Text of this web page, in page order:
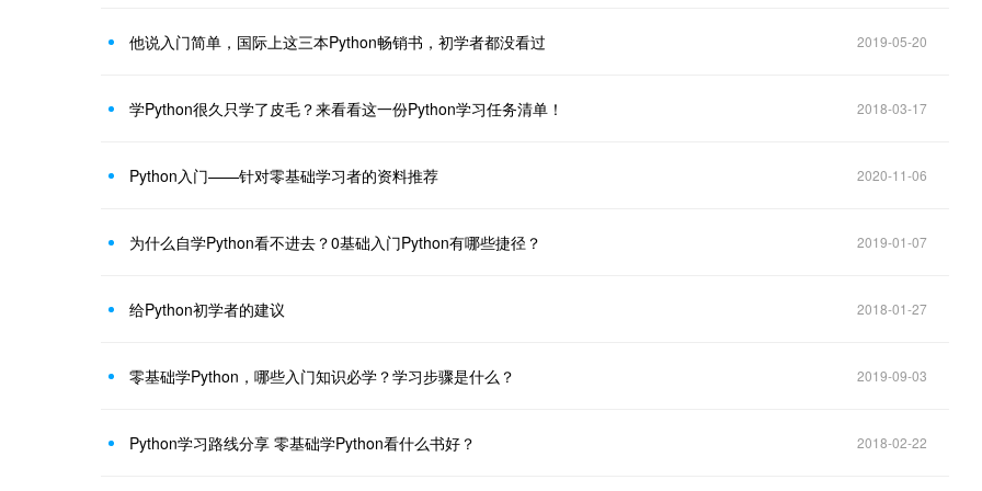
他说入门简单，国际上这三本Python畅销书，初学者都没看过 2019-05-20
学Python很久只学了皮毛？来看看这一份Python学习任务清单！ 2018-03-17
Python入门——针对零基础学习者的资料推荐 2020-11-06
为什么自学Python看不进去？0基础入门Python有哪些捷径？ 2019-01-07
给Python初学者的建议 2018-01-27
零基础学Python，哪些入门知识必学？学习步骤是什么？ 2019-09-03
Python学习路线分享 零基础学Python看什么书好？ 2018-02-22